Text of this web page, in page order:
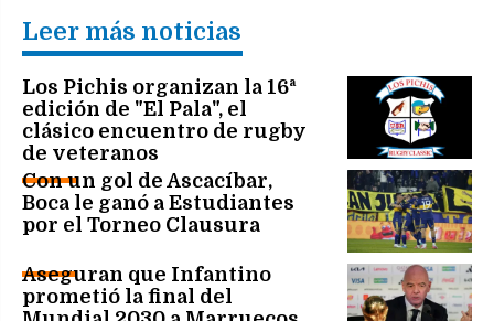
Leer más noticias
Los Pichis organizan la 16ª
edición de "El Pala", el
clásico encuentro de rugby
de veteranos
Con un gol de Ascacíbar,
Boca le ganó a Estudiantes
por el Torneo Clausura
Aseguran que Infantino
prometió la final del